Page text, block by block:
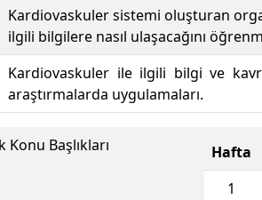
Kardiovaskuler sistemi oluşturan
ilgili bilgilere nasıl ulaşacağını
Kardiovaskuler ile ilgili bilgi ve
araştırmalarda uygulamaları.
Konu Başlıkları Hafta
1